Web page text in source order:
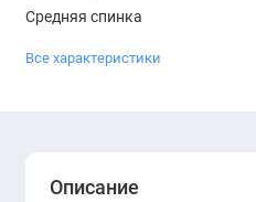
Средняя спинка
Все характеристики
Описание